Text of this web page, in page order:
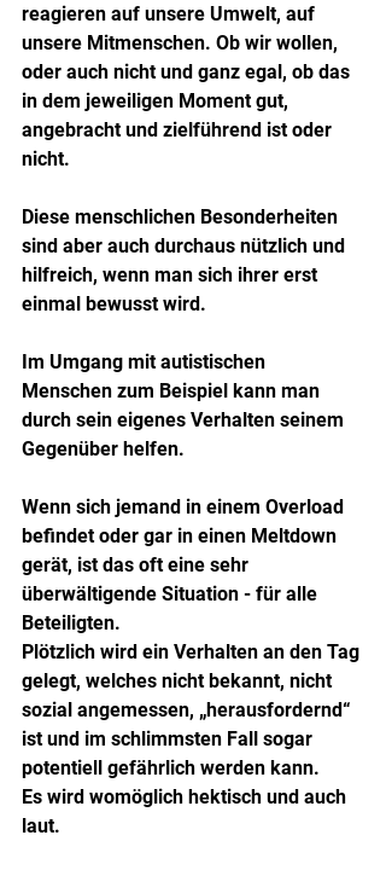
reagieren auf unsere Umwelt, auf
unsere Mitmenschen. Ob wir wollen,
oder auch nicht und ganz egal, ob das
in dem jeweiligen Moment gut,
angebracht und zielführend ist oder
nicht.
Diese menschlichen Besonderheiten
sind aber auch durchaus nützlich und
hilfreich, wenn man sich ihrer erst
einmal bewusst wird.
Im Umgang mit autistischen
Menschen zum Beispiel kann man
durch sein eigenes Verhalten seinem
Gegenüber helfen.
Wenn sich jemand in einem Overload
befindet oder gar in einen Meltdown
gerät, ist das oft eine sehr
überwältigende Situation - für alle
Beteiligten.
Plötzlich wird ein Verhalten an den Tag
gelegt, welches nicht bekannt, nicht
sozial angemessen, „herausfordernd“
ist und im schlimmsten Fall sogar
potentiell gefährlich werden kann.
Es wird womöglich hektisch und auch
laut.